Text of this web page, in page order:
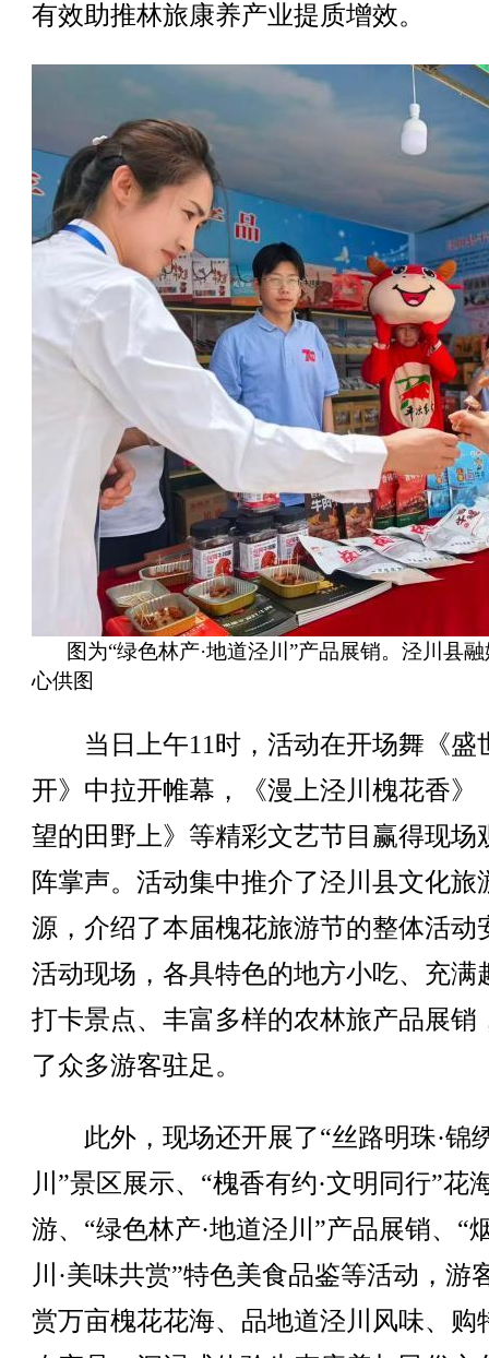
有效助推林旅康养产业提质增效。
图为“绿色林产·地道泾川”产品展销。泾川县
心供图
当日上午11时，活动在开场舞《盛
开》中拉开帷幕，《漫上泾川槐花香》
望的田野上》等精彩文艺节目赢得现场
阵掌声。活动集中推介了泾川县文化旅
源，介绍了本届槐花旅游节的整体活动
活动现场，各具特色的地方小吃、充满
打卡景点、丰富多样的农林旅产品展销
了众多游客驻足。
此外，现场还开展了“丝路明珠·锦
川”景区展示、“槐香有约·文明同行”花
游、“绿色林产·地道泾川”产品展销、“
川·美味共赏”特色美食品鉴等活动，游
赏万亩槐花花海、品地道泾川风味、购